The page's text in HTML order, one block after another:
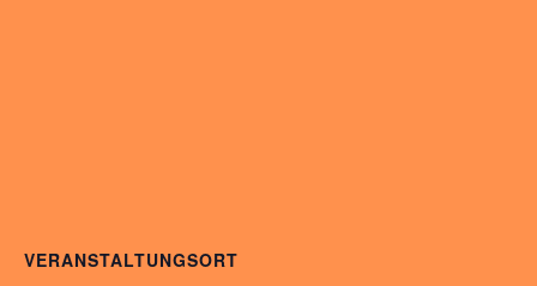
VERANSTALTUNGSORT